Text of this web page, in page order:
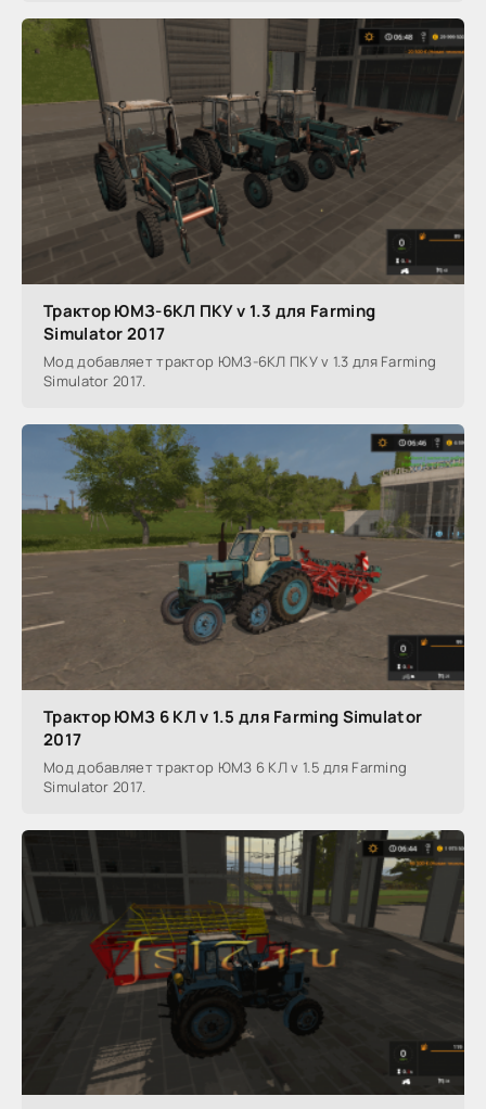
Трактор ЮМЗ-6КЛ ПКУ v 1.3 для Farming
Simulator 2017
Мод добавляет трактор ЮМЗ-6КЛ ПКУ v 1.3 для Farming
Simulator 2017.
Трактор ЮМЗ 6 КЛ v 1.5 для Farming Simulator
2017
Мод добавляет трактор ЮМЗ 6 КЛ v 1.5 для Farming
Simulator 2017.